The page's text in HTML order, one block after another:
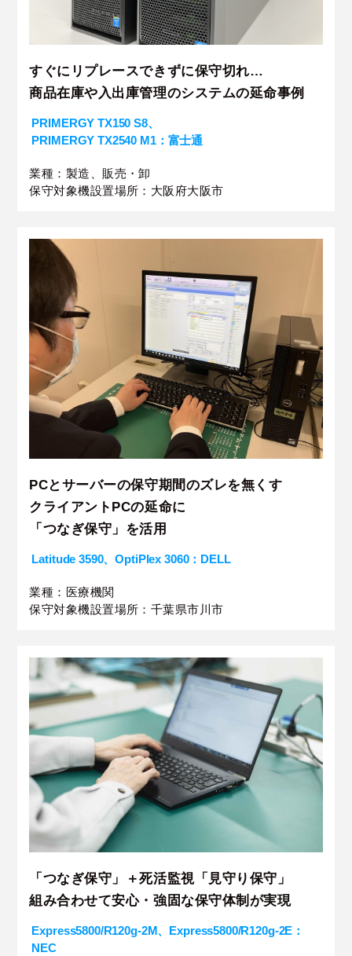
すぐにリプレースできずに保守切れ…
商品在庫や入出庫管理のシステムの延命事例
PRIMERGY TX150 S8、
PRIMERGY TX2540 M1：富士通
業種：製造、販売・卸
保守対象機設置場所：大阪府大阪市
PCとサーバーの保守期間のズレを無くす
クライアントPCの延命に
「つなぎ保守」を活用
Latitude 3590、OptiPlex 3060：DELL
業種：医療機関
保守対象機設置場所：千葉県市川市
「つなぎ保守」＋死活監視「見守り保守」
組み合わせて安心・強固な保守体制が実現
Express5800/R120g-2M、Express5800/R120g-2E：
NEC